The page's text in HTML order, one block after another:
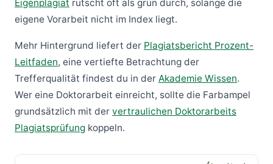
Eigenplagiat rutscht oft als grün durch, solange die
eigene Vorarbeit nicht im Index liegt.
Mehr Hintergrund liefert der Plagiatsbericht Prozent-
Leitfaden, eine vertiefte Betrachtung der
Trefferqualität findest du in der Akademie Wissen.
Wer eine Doktorarbeit einreicht, sollte die Farbampel
grundsätzlich mit der vertraulichen Doktorarbeits
Plagiatsprüfung koppeln.